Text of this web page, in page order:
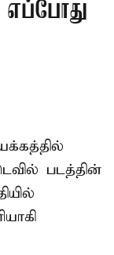
எப்போது
படத்தின்